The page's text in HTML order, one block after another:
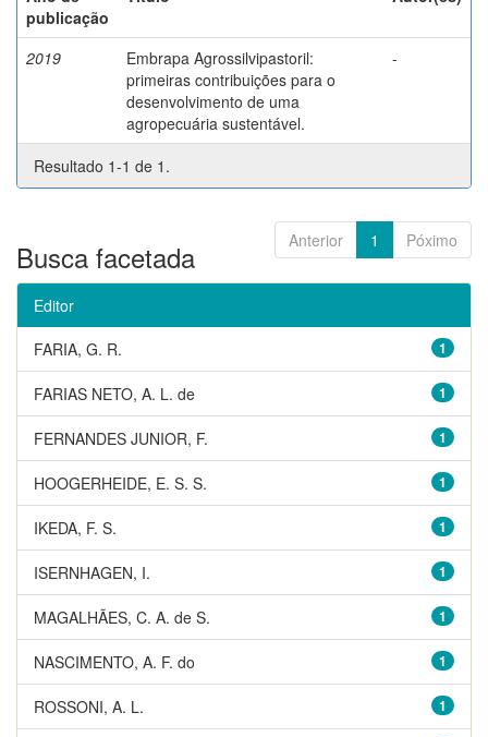
publicação
2019
Embrapa Agrossilvipastoril:
primeiras contribuições para o
desenvolvimento de uma
agropecuária sustentável.
-
Resultado 1-1 de 1.
Anterior 1 Póximo
Busca facetada
Editor
1
FARIA, G. R.
1
FARIAS NETO, A. L. de
1
FERNANDES JUNIOR, F.
1
HOOGERHEIDE, E. S. S.
1
IKEDA, F. S.
1
ISERNHAGEN, I.
1
MAGALHÃES, C. A. de S.
1
NASCIMENTO, A. F. do
1
ROSSONI, A. L.